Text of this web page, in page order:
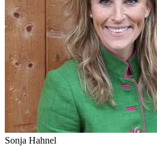
Sonja Hahnel